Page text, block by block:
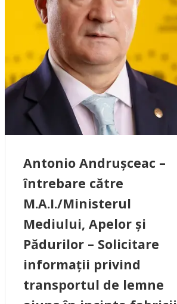
Antonio Andrușceac –
întrebare către
M.A.I./Ministerul
Mediului, Apelor și
Pădurilor – Solicitare
informații privind
transportul de lemne